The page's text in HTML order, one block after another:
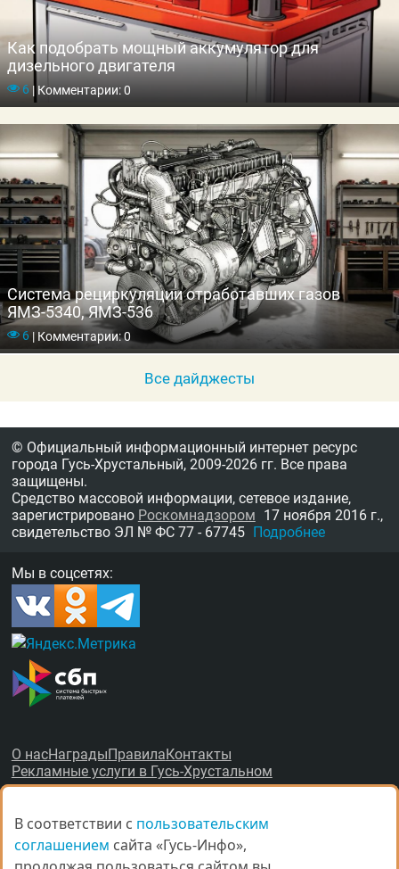
Как подобрать мощный аккумулятор для
дизельного двигателя
6 |Комментарии: 0
Система рециркуляции отработавших газов
ЯМЗ-5340, ЯМЗ-536
6 |Комментарии: 0
Все дайджесты
© Официальный информационный интернет ресурс
города Гусь-Хрустальный, 2009-2026 гг. Все права
защищены.
Средство массовой информации, сетевое издание,
зарегистрировано Роскомнадзором 17 ноября 2016 г.,
свидетельство ЭЛ № ФС 77 - 67745 Подробнее
Мы в соцсетях:
О насНаградыПравилаКонтакты
Рекламные услуги в Гусь-Хрустальном
В соответствии с пользовательским
соглашением сайта «Гусь-Инфо»,
В соответствии с пользовательским
соглашением сайта «Гусь-Инфо»,